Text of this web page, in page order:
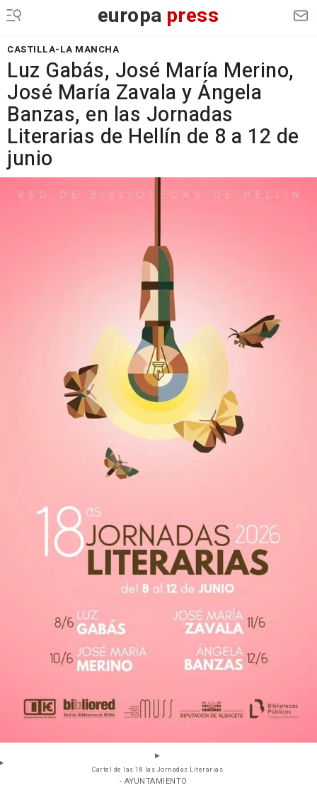
europa press
CASTILLA-LA MANCHA
Luz Gabás, José María Merino,
José María Zavala y Ángela
Banzas, en las Jornadas
Literarias de Hellín de 8 a 12 de
junio
Cartel de las 18 las Jornadas Literarias.
- AYUNTAMIENTO